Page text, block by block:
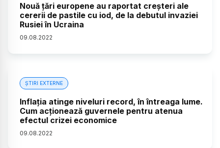
Nouă țări europene au raportat creșteri ale
cererii de pastile cu iod, de la debutul invaziei
Rusiei în Ucraina
09.08.2022
ȘTIRI EXTERNE
Inflația atinge niveluri record, în întreaga lume.
Cum acționează guvernele pentru atenua
efectul crizei economice
09.08.2022